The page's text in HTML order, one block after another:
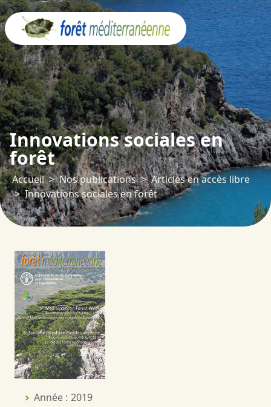
Innovations sociales en
forêt
Accueil Nos publications
Articles en accès libre
Innovations sociales en forêt
Année : 2019
Panneau de gestion des cookies